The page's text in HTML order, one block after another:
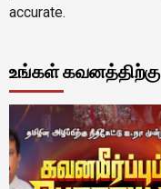
accurate.
உங்கள் கவனத்திற்கு